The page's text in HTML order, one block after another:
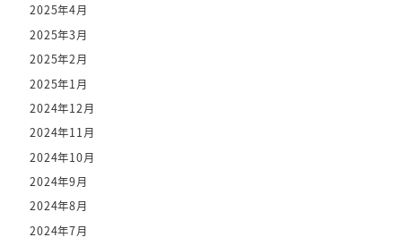
2025年4月
2025年3月
2025年2月
2025年1月
2024年12月
2024年11月
2024年10月
2024年9月
2024年8月
2024年7月